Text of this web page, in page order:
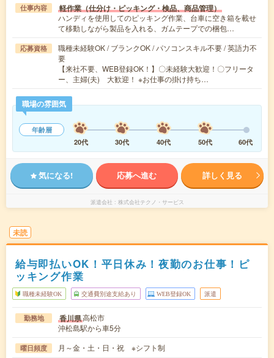
仕事内容 軽作業（仕分け・ピッキング・検品、商品管理）
ハンディを使用してのピッキング作業、台車に空き箱を載せ
て移動しながら製品を入れる、ガムテープでの梱包…
応募資格
職種未経験OK / ブランクOK / パソコンスキル不要 / 英語力不
要
【来社不要、WEB登録OK！】〇未経験大歓迎！〇フリータ
ー、主婦(夫) 大歓迎！ ※お仕事の掛け持ち…
職場の雰囲気
年齢層
20代
30代 40代 50代 60代
気になる! 応募へ進む 詳しく見る
派遣会社 株式会社テクノ・サービス
未読
給与即払いOK！平日休み！夜勤のお仕事！ピ
ッキング作業
職種未経験OK 交通費別途支給あり WEB登録OK 派遣
勤務地 香川県高松市
沖松島駅から車5分
曜日頻度 月～金・土・日・祝 ※シフト制